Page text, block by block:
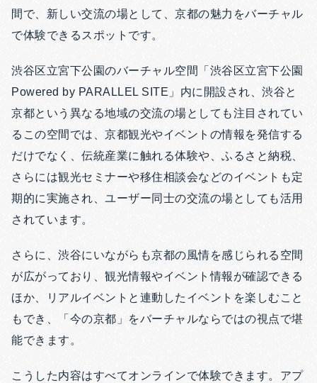
間で、新しい交流の場として、京都の魅力をバーチャル
で体験できるスポットです。
渋谷区立宮下公園のバーチャル空間「渋谷区立宮下公園
Powered by PARALLEL SITE」内に開設され、渋谷と
京都という異なる地域の交流の場としても注目されてい
るこの空間では、京都観光やイベントの情報を発信する
だけでなく、伝統産業に触れる体験や、ふるさと納税、
さらには観光セミナーや移住相談会などのイベントも定
期的に実施され、ユーザー同士の交流の場としても活用
されています。
さらに、渋谷にいながらも京都の風情を感じられる空間
が広がっており、観光情報やイベント情報が確認できる
ほか、リアルイベントと連動したイベントを楽しむこと
もでき、「今の京都」をバーチャルならではの視点で堪
能できます。
こうした内容はすべてオンラインで体験できます。アプ